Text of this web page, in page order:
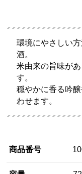
環境にやさしい
酒。
米由来の旨味が
す。
穏やかに香る吟
わせます。
商品番号